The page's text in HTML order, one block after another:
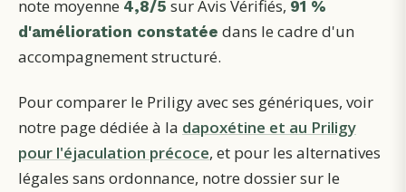
note moyenne 4,8/5 sur Avis Vérifiés, 91 %
d'amélioration constatée dans le cadre d'un
accompagnement structuré.
Pour comparer le Priligy avec ses génériques, voir
notre page dédiée à la dapoxétine et au Priligy
pour l'éjaculation précoce, et pour les alternatives
légales sans ordonnance, notre dossier sur le